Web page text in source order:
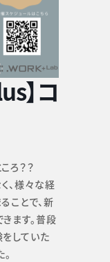
】コ
ろ？？
、様々な経
ことで、新
ます。普段
していた